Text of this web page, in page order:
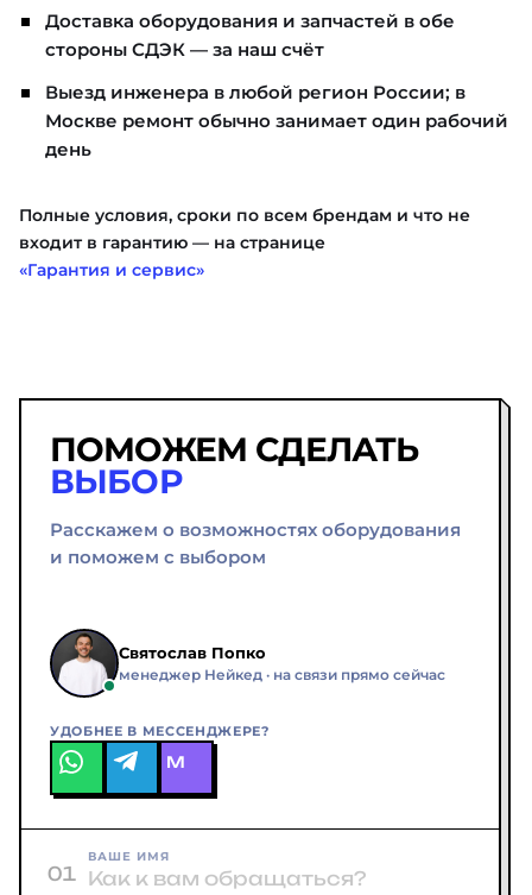
Доставка оборудования и запчастей в обе
стороны СДЭК — за наш счёт
Выезд инженера в любой регион России; в
Москве ремонт обычно занимает один рабочий
день
Полные условия, сроки по всем брендам и что не
входит в гарантию — на странице
«Гарантия и сервис»
ПОМОЖЕМ СДЕЛАТЬ
ВЫБОР
Расскажем о возможностях оборудования
и поможем с выбором
Святослав Попко
менеджер Нейкед · на связи прямо сейчас
УДОБНЕЕ В МЕССЕНДЖЕРЕ?
M
01
ВАШЕ ИМЯ